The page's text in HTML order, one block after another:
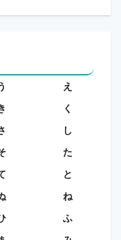
え
く
し
た
と
ね
ふ